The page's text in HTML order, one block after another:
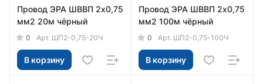
Провод ЭРА ШВВП 2х0,75
мм2 20м чёрный
0 Арт. ШП2-0,75-20Ч
В корзину
Провод ЭРА ШВВП 2х0,75
мм2 100м чёрный
0 Арт. ШП2-0,75-100Ч
В корзину